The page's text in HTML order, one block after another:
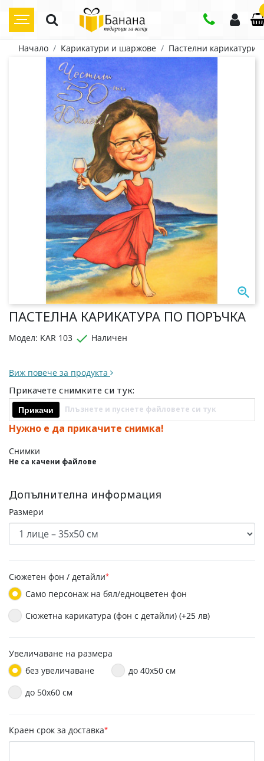
Начало Карикатури и шаржове Пастелни карикатури

ПАСТЕЛНА КАРИКАТУРА ПО ПОРЪЧКА
Модел: KAR 103  Наличен
Виж повече за продукта
Прикачете снимките си тук:
Прикачи Плъзнете и пуснете файловете си тук
Нужно е да прикачите снимка!
Снимки
Не са качени файлове
Допълнителна информация
Размери
Сюжетен фон / детайли*
Само персонаж на бял/едноцветен фон
Сюжетна карикатура (фон с детайли) (+25 лв)
Увеличаване на размера
без увеличаване
до 40х50 см
до 50x60 см
Краен срок за доставка*